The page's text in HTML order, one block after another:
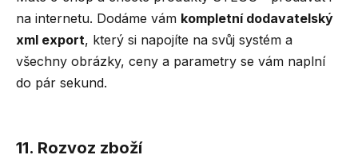
na internetu. Dodáme vám kompletní dodavatelský
xml export, který si napojíte na svůj systém a
všechny obrázky, ceny a parametry se vám naplní
do pár sekund.
11. Rozvoz zboží